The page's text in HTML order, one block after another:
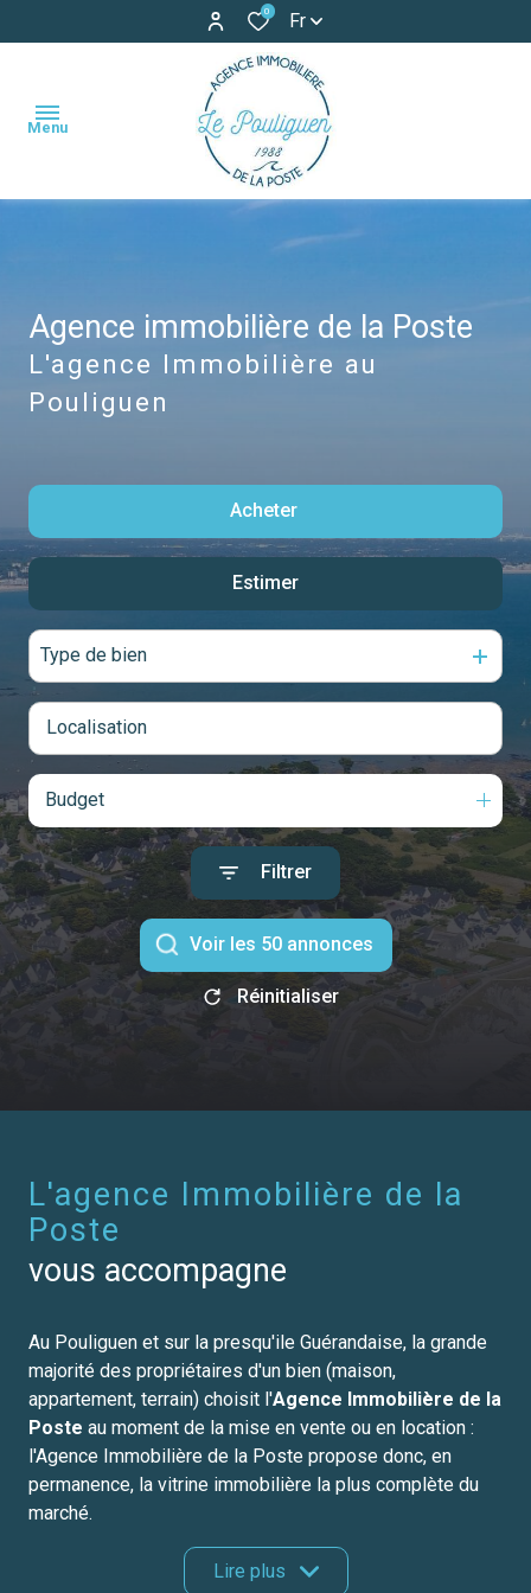
0 Fr
Menu
maisons
appartements
autres
locations
maisons
appartements
locations
agence
contact
Agence immobilière de la Poste
L'agence Immobilière au
Pouliguen
Acheter
Estimer
Type de bien
Budget
Filtrer
Voir les 50annonces
Réinitialiser
L'agence Immobilière de la
Poste
vous accompagne
Au Pouliguen et sur la presqu'ile Guérandaise, la grande
majorité des propriétaires d'un bien (maison,
appartement, terrain) choisit l'Agence Immobilière de la
Poste au moment de la mise en vente ou en location :
l'Agence Immobilière de la Poste propose donc, en
permanence, la vitrine immobilière la plus complète du
marché.
Parallèlement, chacun des collaborateurs de l'Agence
Lire plus